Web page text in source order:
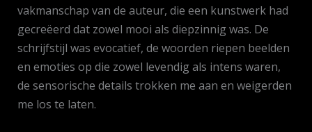
vakmanschap van de auteur, die een kunstwerk had
gecreëerd dat zowel mooi als diepzinnig was. De
schrijfstijl was evocatief, de woorden riepen beelden
en emoties op die zowel levendig als intens waren,
de sensorische details trokken me aan en weigerden
me los te laten.